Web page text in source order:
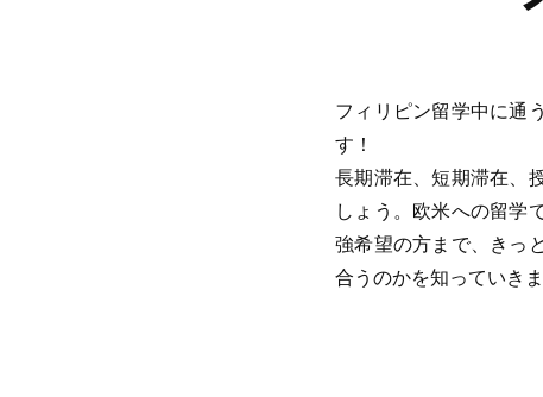
フィリピン留学中に通
す！
長期滞在、短期滞在、
しょう。欧米への留学
強希望の方まで、きっ
合うのかを知っていきま